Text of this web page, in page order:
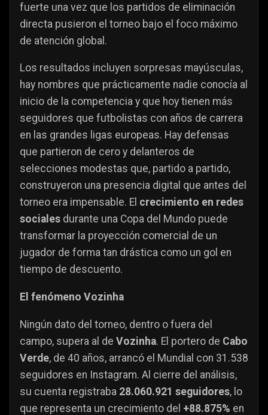
fuerte una vez que los partidos de eliminación
directa pusieron el torneo bajo el foco máximo
de atención global.
Los resultados incluyen sorpresas mayúsculas,
hay nombres que prácticamente nadie conocía al
inicio de la competencia y que hoy tienen más
seguidores que futbolistas con años de carrera
en las grandes ligas europeas. Hay defensas
que partieron de cero y delanteros de
selecciones modestas que, partido a partido,
construyeron una presencia digital que antes del
torneo era impensable. El crecimiento en redes
sociales durante una Copa del Mundo puede
transformar la proyección comercial de un
jugador de forma tan drástica como un gol en
tiempo de descuento.
El fenómeno Vozinha
Ningún dato del torneo, dentro o fuera del
campo, supera al de Vozinha. El portero de Cabo
Verde, de 40 años, arrancó el Mundial con 31.538
seguidores en Instagram. Al cierre del análisis,
su cuenta registraba 28.060.921 seguidores, lo
que representa un crecimiento del +88.875% en